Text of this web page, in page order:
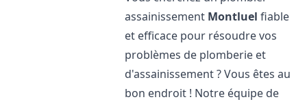
assainissement Montluel fiable
et efficace pour résoudre vos
problèmes de plomberie et
d'assainissement ? Vous êtes au
bon endroit ! Notre équipe de